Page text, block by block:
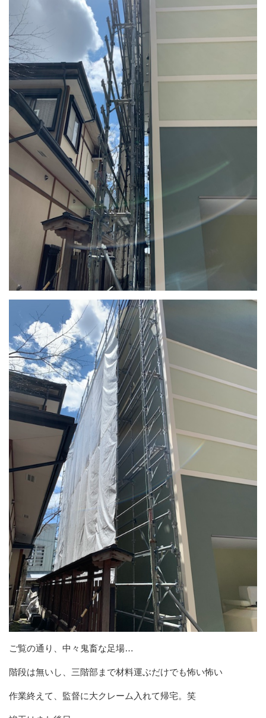
ご覧の通り、中々鬼畜な足場…
階段は無いし、三階部まで材料運ぶだけでも怖い怖い
作業終えて、監督に大クレーム入れて帰宅。笑